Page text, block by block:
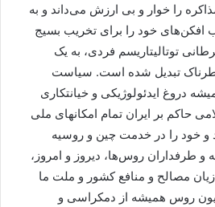
را خوار و بی ارزش می‌داند و به
افکن‌های خود را برای تخریب بسیج
توتالیتاریسم فردی، به یک
تبدیل شده است. سیاست
دروغ ایدئولوژیکی و خیانتکاری
حاکم بر ایران تمام امکانهای ملی
و خود را در خدمت چین و روسیه
و طرفداران روس‌ها، دیروز و امروز،
مصالح و منافع کشور و ملت ما
روس همیشه از دمکراسی و